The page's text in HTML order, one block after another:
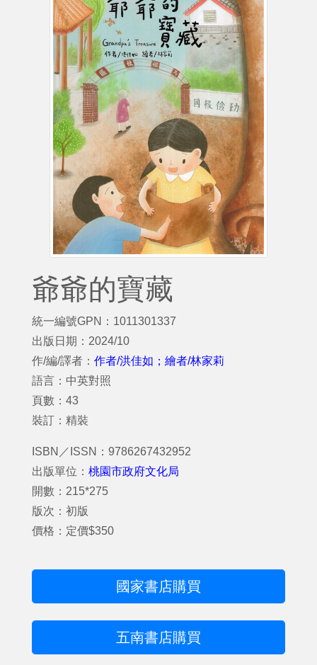
爺爺的寶藏
統一編號GPN：1011301337
出版日期：2024/10
作/編/譯者： 作者/洪佳如；繪者/林家莉
語言：中英對照
頁數：43
裝訂：精裝
ISBN／ISSN：9786267432952
出版單位： 桃園市政府文化局
開數：215*275
版次：初版
價格：定價$350
國家書店購買
五南書店購買